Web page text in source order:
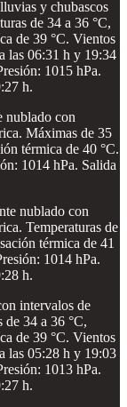
y chubascos
de 34 a 36 °C,
de 39 °C. Vientos
las 06:31 h y 19:34
1015 hPa.
h.
nublado con
Máximas de 35
térmica de 40 °C.
1014 hPa. Salida
nublado con
Temperaturas de
térmica de 41
1014 hPa.
h.
intervalos de
de 34 a 36 °C,
de 39 °C. Vientos
las 05:28 h y 19:03
1013 hPa.
h.